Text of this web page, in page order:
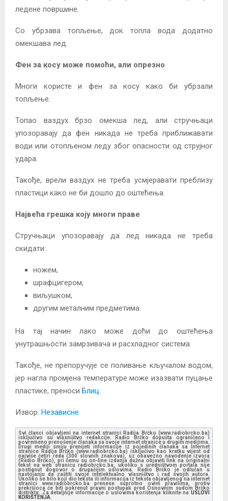
ледене површине.
Со убрзава топљење, док топла вода додатно
омекшава лед.
Фен за косу може помоћи, али опрезно
Многи користе и фен за косу како би убрзали
топљење.
Топао ваздух брзо омекша лед, али стручњаци
упозоравају да фен никада не треба приближавати
води или отопљеном леду због опасности од струјног
удара.
Такође, врели ваздух не треба усмјеравати преблизу
пластици како не би дошло до оштећења.
Највећа грешка коју многи праве
Стручњаци упозоравају да лед никада не треба
скидати:
ножем,
шрафцигером,
виљушком,
другим металним предметима.
На тај начин лако може доћи до оштећења
унутрашњости замрзивача и расхладног система.
Такође, не препоручује се поливање кључалом водом,
јер нагла промјена температуре може изазвати пуцање
пластике, преноси Блиц.
Извор: Независне
Svi članci objavljeni na internet stranici Radija Brčko (www.radiobrcko.ba)
isključivo su vlasništvo redakcije. Radio Brčko dopušta ograničeno i
povremeno prenošenje članaka sa svoje internet stranice u drugim medijima.
Drugi mediji smiju prenijeti informacije iz pojedinih članaka sa Internet
stranice Radija Brčko (www.radiobrcko.ba) isključivo kao kratku vijest od
najviše četiri reda (300 slovnih znakova), uz obavezno navođenje izvora
(Radio Brčko), pri čemu su on-line izdanja dužna objaviti link na originalni
tekst na web stranicu radiobrcko.ba, ukoliko s uredništvom portala nije
postignut dogovor o drugačijim uslovima. Radio Brčko je odlučan u
nastojanju da zaštiti svoje intelektualno vlasništvo i rad svojih autora.
Ukoliko se bilo koji dio teksta ili informacija iz teksta objavljenog na internet
stranici www.radiobrcko.ba prenese suprotno ovim pravilima, protiv
prekršioca će biti pokrenut pravni postupak pred Osnovnim sudom Brčko
distrikta. Za detaljnije informacije o uslovima korištenja kliknite na USLOVI
KORIŠTENJA.